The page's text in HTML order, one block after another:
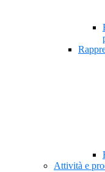
Attività e